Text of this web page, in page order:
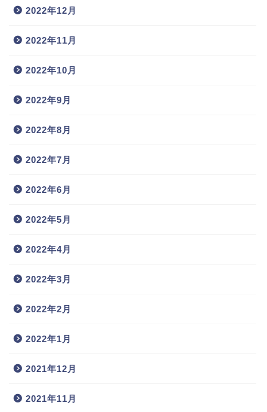
2022年12月
2022年11月
2022年10月
2022年9月
2022年8月
2022年7月
2022年6月
2022年5月
2022年4月
2022年3月
2022年2月
2022年1月
2021年12月
2021年11月